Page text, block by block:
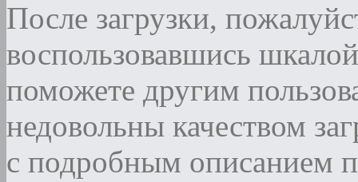
После загрузки,
воспользовавшись
поможете другим
недовольны качеством
с подробным описанием